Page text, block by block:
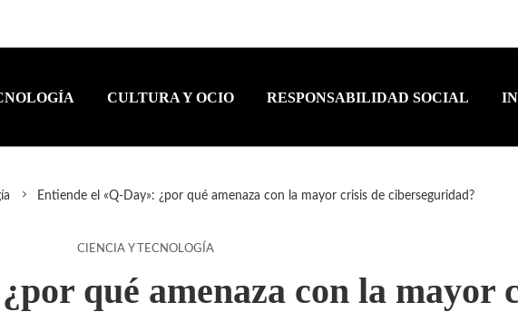
CULTURA Y OCIO RESPONSABILIDAD SOCIAL
Entiende el «Q-Day»: ¿por qué amenaza con la mayor crisis de ciberseguridad?
CIENCIA Y TECNOLOGÍA
qué amenaza con la mayor